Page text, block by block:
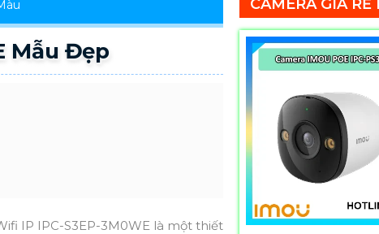
Mẫu Đẹp
IP IPC-S3EP-3M0WE là một thiết
CAMERA GIÁ